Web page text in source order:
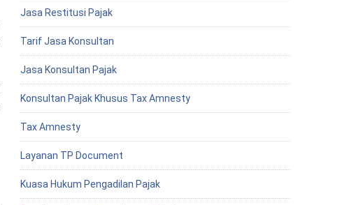
Jasa Restitusi Pajak
Tarif Jasa Konsultan
Jasa Konsultan Pajak
Konsultan Pajak Khusus Tax Amnesty
Tax Amnesty
Layanan TP Document
Kuasa Hukum Pengadilan Pajak